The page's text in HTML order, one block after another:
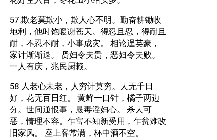
57.欺老莫欺小，欺人心不明。勤奋耕锄收
地利，他时饱暖谢苍天。得忍且忍，得耐且
耐，不忍不耐，小事成灾。 相论逞英豪，
家计渐渐退。 贤妇令夫贵，恶妇令夫败。
一人有庆，兆民厨赖。
58.人老心未老，人穷计莫穷。人无千日
好，花无百日红。 黄蜂一口针，橘子两边
分。世间通恨事，最毒淫妇心。 杀人可
恶，情理不容。乍富不知新受用，乍贫难改
旧家风。 座上客常满，杯中酒不空。